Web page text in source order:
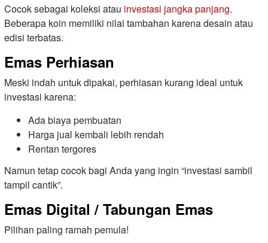
Cocok sebagai koleksi atau investasi jangka panjang.
Beberapa koin memiliki nilai tambahan karena desain atau
edisi terbatas.
Emas Perhiasan
Meski indah untuk dipakai, perhiasan kurang ideal untuk
investasi karena:
Ada biaya pembuatan
Harga jual kembali lebih rendah
Rentan tergores
Namun tetap cocok bagi Anda yang ingin “investasi sambil
tampil cantik”.
Emas Digital / Tabungan Emas
Pilihan paling ramah pemula!